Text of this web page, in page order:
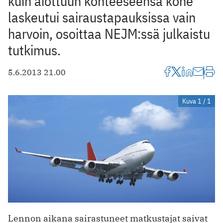
laskeutui sairaustapauksissa vain
harvoin, osoittaa NEJM:ssä julkaistu
tutkimus.
5.6.2013 21.00
Kuva 1 / 1
Lennon aikana sairastuneet matkustajat saivat